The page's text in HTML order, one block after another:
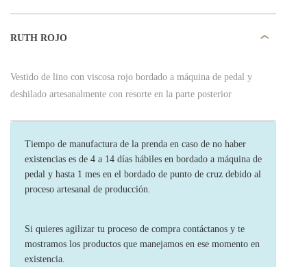
RUTH ROJO
Vestido de lino con viscosa rojo bordado a máquina de pedal y
deshilado artesanalmente con resorte en la parte posterior
Tiempo de manufactura de la prenda en caso de no haber
existencias es de 4 a 14 días hábiles en bordado a máquina de
pedal y hasta 1 mes en el bordado de punto de cruz debido al
proceso artesanal de producción.
Si quieres agilizar tu proceso de compra contáctanos y te
mostramos los productos que manejamos en ese momento en
existencia.